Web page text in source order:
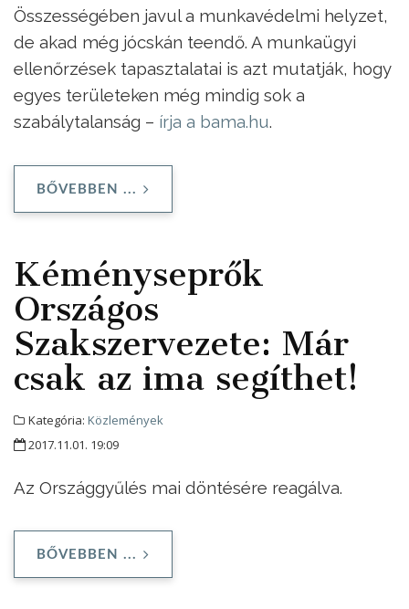
Összességében javul a munkavédelmi helyzet,
de akad még jócskán teendő. A munkaügyi
ellenőrzések tapasztalatai is azt mutatják, hogy
egyes területeken még mindig sok a
szabálytalanság – írja a bama.hu.
BŐVEBBEN ...
Kéményseprők
Országos
Szakszervezete: Már
csak az ima segíthet!
Kategória: Közlemények
2017.11.01. 19:09
Az Országgyűlés mai döntésére reagálva.
BŐVEBBEN ...